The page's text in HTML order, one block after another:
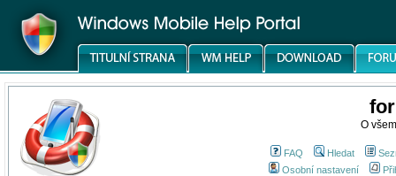
O
FAQ Hledat
Osobní nastavení